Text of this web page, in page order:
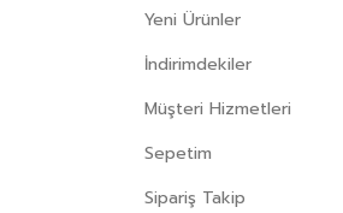
Yeni Ürünler
İndirimdekiler
Müşteri Hizmetleri
Sepetim
Sipariş Takip